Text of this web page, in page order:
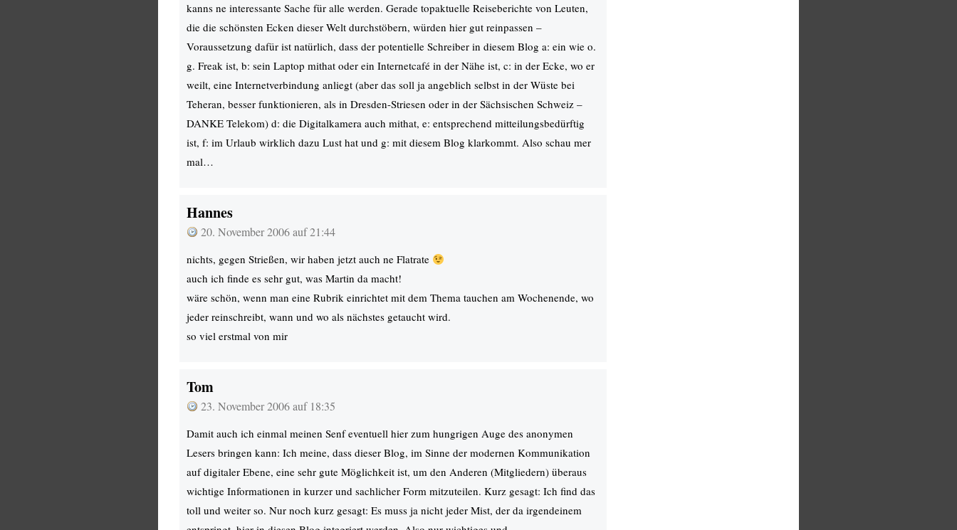
kanns ne interessante Sache für alle werden. Gerade topaktuelle Reiseberichte von Leuten,
die die schönsten Ecken dieser Welt durchstöbern, würden hier gut reinpassen –
Voraussetzung dafür ist natürlich, dass der potentielle Schreiber in diesem Blog a: ein wie o.
g. Freak ist, b: sein Laptop mithat oder ein Internetcafé in der Nähe ist, c: in der Ecke, wo er
weilt, eine Internetverbindung anliegt (aber das soll ja angeblich selbst in der Wüste bei
Teheran, besser funktionieren, als in Dresden-Striesen oder in der Sächsischen Schweiz –
DANKE Telekom) d: die Digitalkamera auch mithat, e: entsprechend mitteilungsbedürftig
ist, f: im Urlaub wirklich dazu Lust hat und g: mit diesem Blog klarkommt. Also schau mer
mal…
Hannes
20. November 2006 auf 21:44
nichts, gegen Strießen, wir haben jetzt auch ne Flatrate
auch ich finde es sehr gut, was Martin da macht!
wäre schön, wenn man eine Rubrik einrichtet mit dem Thema tauchen am Wochenende, wo
jeder reinschreibt, wann und wo als nächstes getaucht wird.
so viel erstmal von mir
Tom
23. November 2006 auf 18:35
Damit auch ich einmal meinen Senf eventuell hier zum hungrigen Auge des anonymen
Lesers bringen kann: Ich meine, dass dieser Blog, im Sinne der modernen Kommunikation
auf digitaler Ebene, eine sehr gute Möglichkeit ist, um den Anderen (Mitgliedern) überaus
wichtige Informationen in kurzer und sachlicher Form mitzuteilen. Kurz gesagt: Ich find das
toll und weiter so. Nur noch kurz gesagt: Es muss ja nicht jeder Mist, der da irgendeinem